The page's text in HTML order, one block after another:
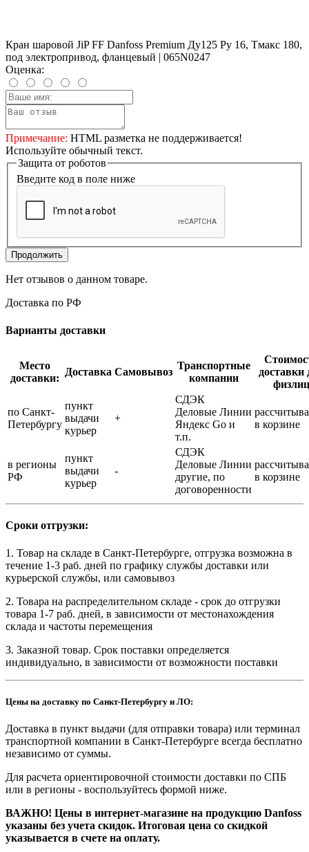
Кран шаровой JiP FF Danfoss Premium Ду125 Ру 16, Тмакс 180,
под электропривод, фланцевый | 065N0247
Оценка:
Примечание: HTML разметка не поддерживается!
Используйте обычный текст.
Защита от роботов
Введите код в поле ниже
Продолжить
Нет отзывов о данном товаре.
Доставка по РФ
Варианты доставки
Место
доставки:
Доставка Самовывоз
Транспортные
компании
доставки
физлиц
по Санкт-
Петербургу
пункт
выдачи
курьер
+
СДЭК
Деловые Линии
Яндекс Go и
т.п.
в корзине
в регионы
РФ
пункт
выдачи
курьер
-
СДЭК
Деловые Линии
другие, по
договоренности
в корзине
Сроки отгрузки:
1. Товар на складе в Санкт-Петербурге, отгрузка возможна в
течение 1-3 раб. дней по графику службы доставки или
курьерской службы, или самовывоз
2. Товара на распределительном складе - срок до отгрузки
товара 1-7 раб. дней, в зависимости от местонахождения
склада и частоты перемещения
3. Заказной товар. Срок поставки определяется
индивидуально, в зависимости от возможности поставки
Цены на доставку по Санкт-Петербургу и ЛО:
Доставка в пункт выдачи (для отправки товара) или терминал
транспортной компании в Санкт-Петербурге всегда бесплатно
независимо от суммы.
Для расчета ориентировочной стоимости доставки по СПБ
или в регионы - воспользуйтесь формой ниже.
ВАЖНО! Цены в интернет-магазине на продукцию Danfoss
указаны без учета скидок. Итоговая цена со скидкой
указывается в счете на оплату.